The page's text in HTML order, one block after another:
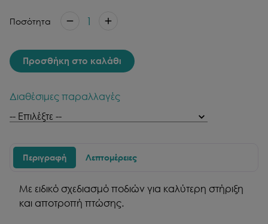
Ποσότητα 1
Προσθήκη στο καλάθι
Διαθέσιμες παραλλαγές
Περιγραφή Λεπτομέρειες
Με ειδικό σχεδιασμό ποδιών για καλύτερη στήριξη
και αποτροπή πτώσης.